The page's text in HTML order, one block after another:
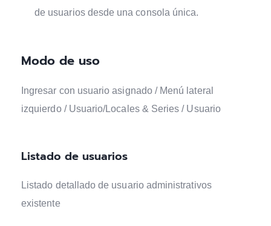
de usuarios desde una consola única.
Modo de uso
Ingresar con usuario asignado / Menú lateral
izquierdo / Usuario/Locales & Series / Usuario
Listado de usuarios
Listado detallado de usuario administrativos
existente